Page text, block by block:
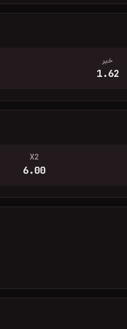
خیر
1.62
X2
6.00